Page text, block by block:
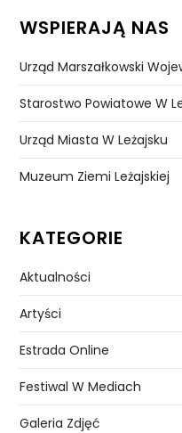
WSPIERAJĄ NAS
Urząd Marszałkowski
Starostwo Powiatowe W
Urząd Miasta W Leżajsku
Muzeum Ziemi Leżajskiej
KATEGORIE
Aktualności
Artyści
Estrada Online
Festiwal W Mediach
Galeria Zdjęć